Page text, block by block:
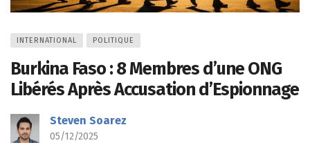
INTERNATIONAL POLITIQUE
Burkina Faso : 8 Membres d’une ONG
Libérés Après Accusation d’Espionnage
Steven Soarez
05/12/2025